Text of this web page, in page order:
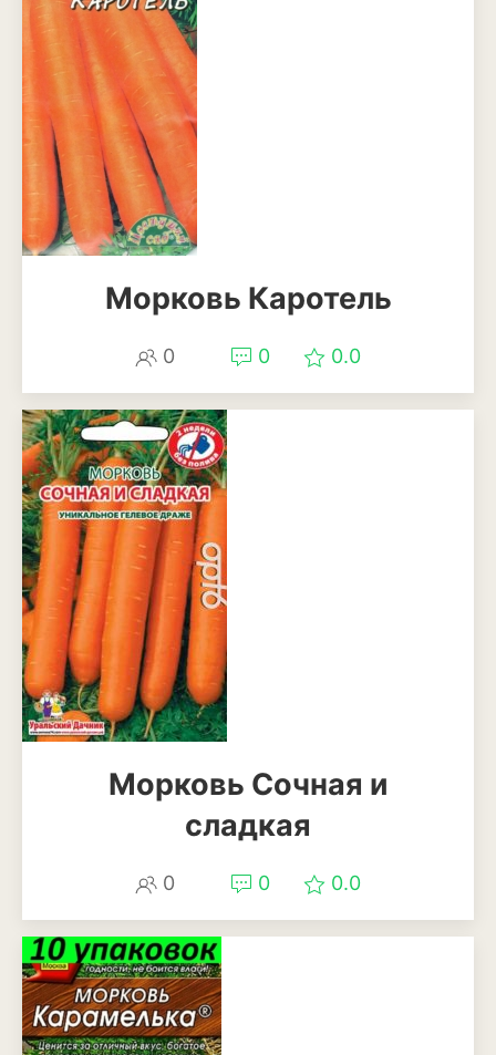
Морковь Каротель
0 0 0.0
Морковь Сочная и
сладкая
0 0 0.0